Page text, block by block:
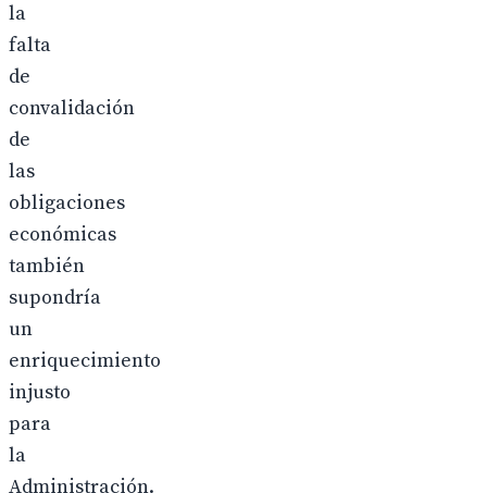
la
falta
de
convalidación
de
las
obligaciones
económicas
también
supondría
un
enriquecimiento
injusto
para
la
Administración.